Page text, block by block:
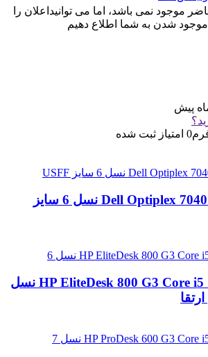
موجود نمی باشد، اما می توانیداعلان را
شدن به شما اطلاع دهیم
0 امتیاز ثبت شده
مینی کیس استوکDell Optiplex 7040 نسل 6 سایز
مینی کیس استوک HP EliteDesk 800 G3 Core i5 نسل